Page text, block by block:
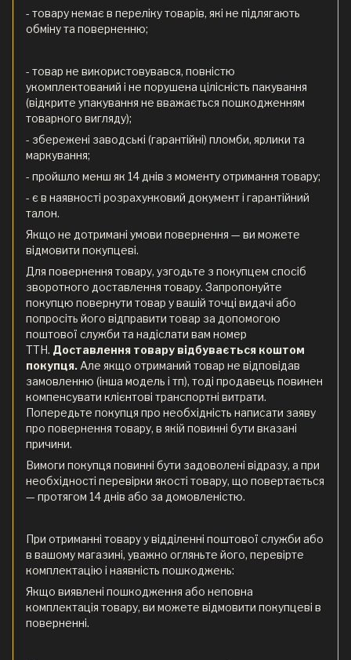
- товару немає в переліку товарів, які не підлягають
обміну та поверненню;
- товар не використовувався, повністю
укомплектований і не порушена цілісність пакування
(відкрите упакування не вважається пошкодженням
товарного вигляду);
- збережені заводські (гарантійні) пломби, ярлики та
маркування;
- пройшло менш як 14 днів з моменту отримання товару;
- є в наявності розрахунковий документ і гарантійний
талон.
Якщо не дотримані умови повернення — ви можете
відмовити покупцеві.
Для повернення товару, узгодьте з покупцем спосіб
зворотного доставлення товару. Запропонуйте
покупцю повернути товар у вашій точці видачі або
попросіть його відправити товар за допомогою
поштової служби та надіслати вам номер
ТТН. Доставлення товару відбувається коштом
покупця. Але якщо отриманий товар не відповідав
замовленню (інша модель і тп), тоді продавець повинен
компенсувати клієнтові транспортні витрати.
Попередьте покупця про необхідність написати заяву
про повернення товару, в якій повинні бути вказані
причини.
Вимоги покупця повинні бути задоволені відразу, а при
необхідності перевірки якості товару, що повертається
— протягом 14 днів або за домовленістю.
При отриманні товару у відділенні поштової служби або
в вашому магазині, уважно огляньте його, перевірте
комплектацію і наявність пошкоджень:
Якщо виявлені пошкодження або неповна
комплектація товару, ви можете відмовити покупцеві в
поверненні.